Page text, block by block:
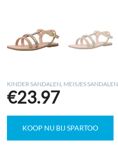
KINDER SANDALEN MEISJES SANDALEN
€23.97
KOOP NU BIJ SPARTOO